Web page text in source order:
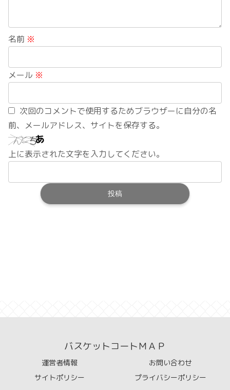
名前 ※
メール ※
次回のコメントで使用するためブラウザーに自分の名
前、メールアドレス、サイトを保存する。
上に表示された文字を入力してください。
バスケットコートＭＡＰ
運営者情報
お問い合わせ
サイトポリシー
プライバシーポリシー